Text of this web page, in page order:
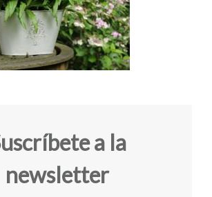
a la
newsletter